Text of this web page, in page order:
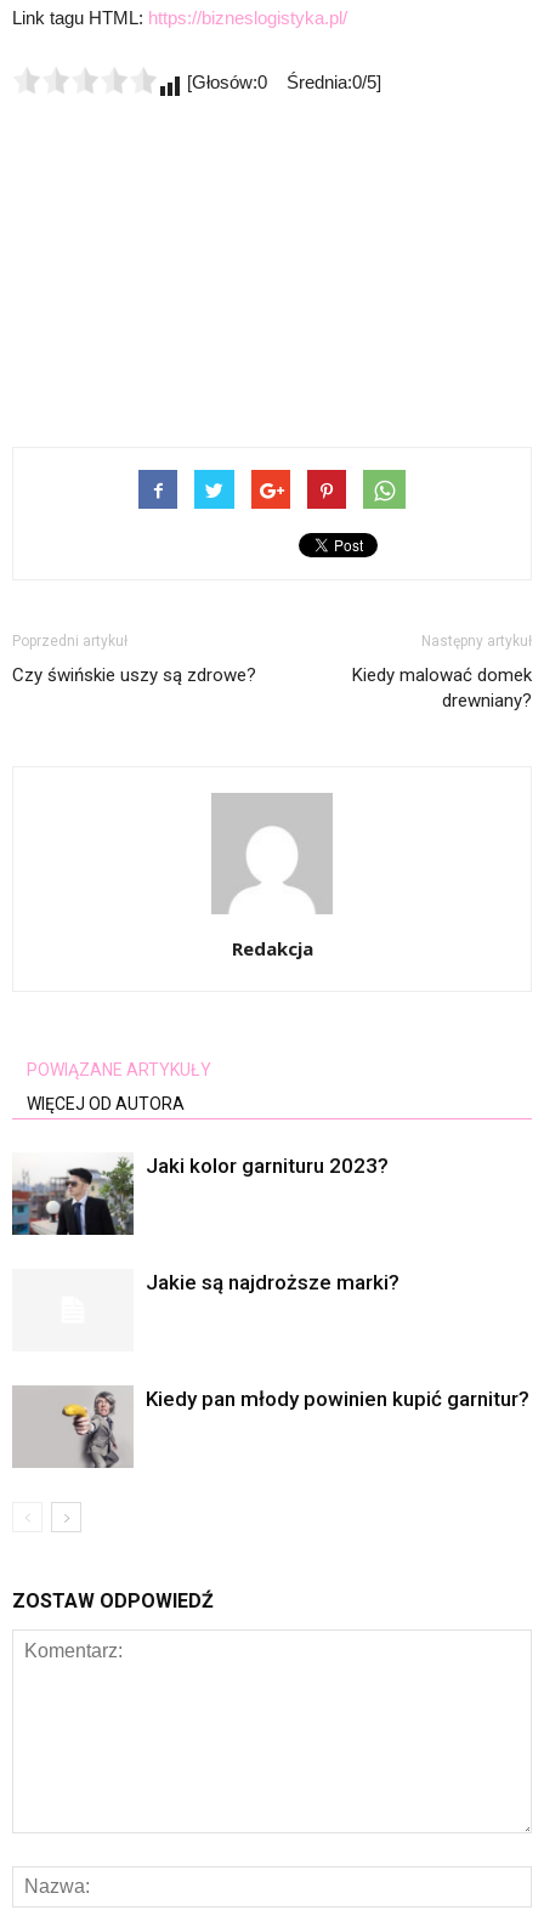
Link tagu HTML: https://bizneslogistyka.pl/
[Głosów:0 Średnia:0/5]
Poprzedni artykuł
Czy świńskie uszy są zdrowe?
Następny artykuł
Kiedy malować domek
drewniany?
Redakcja
POWIĄZANE ARTYKUŁY
WIĘCEJ OD AUTORA
Jaki kolor garnituru 2023?
Jakie są najdroższe marki?
Kiedy pan młody powinien kupić garnitur?
ZOSTAW ODPOWIEDŹ